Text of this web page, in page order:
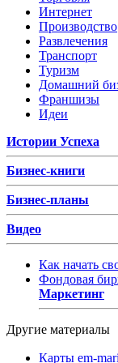
Интернет
Производство
Развлечения
Транспорт
Туризм
Домашний
Франшизы
Идеи
Истории Успеха
Бизнес-книги
Бизнес-планы
Видео
Как начать
Фондовая
Маркетинг
Другие материалы
Карты em-